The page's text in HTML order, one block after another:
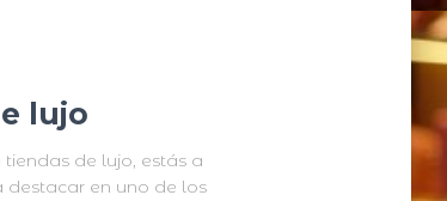
lujo
de lujo, estás a
en uno de los